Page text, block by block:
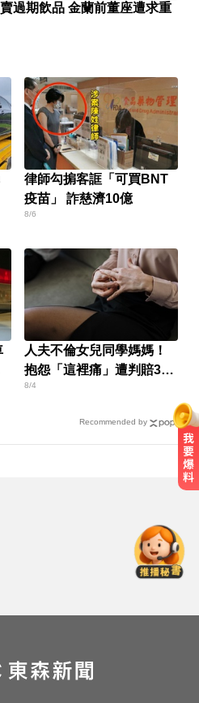
過期飲品 金蘭前董座遭求重
律師勾掮客誆「可買BNT
疫苗」 詐慈濟10億
8/6
人夫不倫女兒同學媽媽！
抱怨「這裡痛」遭判賠30
萬
8/4
Recommended by
劃」二伯IG也更新
貪瀆！高雄議員范
偵訓